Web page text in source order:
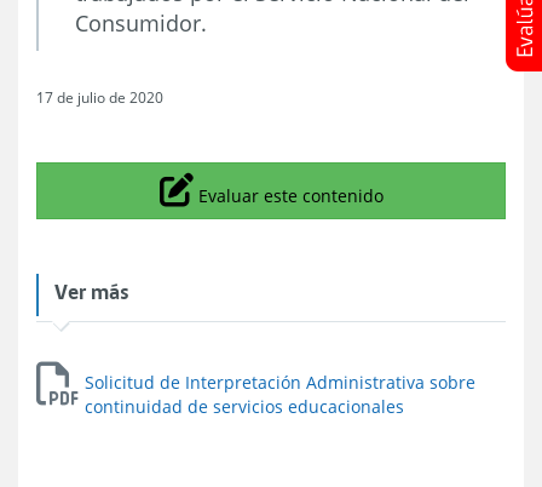
Consumidor.
17 de julio de 2020
Icono
Evaluar este contenido
Ver más
Solicitud de Interpretación Administrativa sobre
continuidad de servicios educacionales